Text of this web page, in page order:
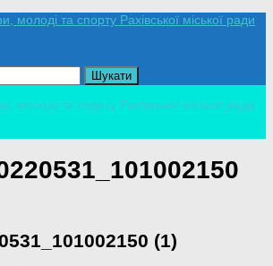
молоді та спорту Рахівської міської ради
молоді та спорту Рахівської міської ради
(1)